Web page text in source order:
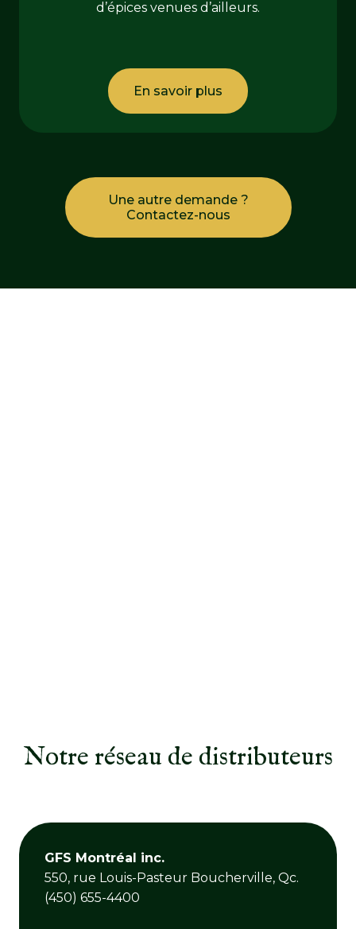
d’épices venues d’ailleurs.
En savoir plus
Une autre demande ?
Contactez-nous
Notre réseau de distributeurs
GFS Montréal inc.
550, rue Louis-Pasteur Boucherville, Qc.
(450) 655-4400